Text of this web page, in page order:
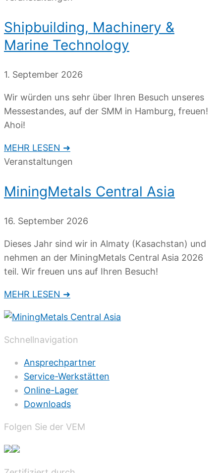
Shipbuilding, Machinery &
Marine Technology
1. September 2026
Wir würden uns sehr über Ihren Besuch unseres
Messestandes, auf der SMM in Hamburg, freuen!
Ahoi!
MEHR LESEN ➜
Veranstaltungen
MiningMetals Central Asia
16. September 2026
Dieses Jahr sind wir in Almaty (Kasachstan) und
nehmen an der MiningMetals Central Asia 2026
teil. Wir freuen uns auf Ihren Besuch!
MEHR LESEN ➜
Schnellnavigation
Ansprechpartner
Service-Werkstätten
Online-Lager
Downloads
Folgen Sie der VEM